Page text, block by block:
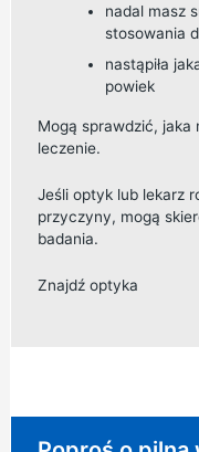
nadal masz
stosowania
nastąpiła
powiek
Mogą sprawdzić,
leczenie.
Jeśli optyk lub lekarz
przyczyny, mogą
badania.
Znajdź optyka